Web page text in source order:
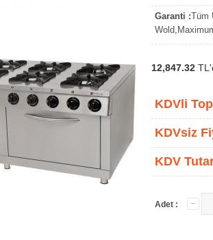
Garanti :Tüm
12,847.32
KDVli
KDVsiz
KDV
Adet :